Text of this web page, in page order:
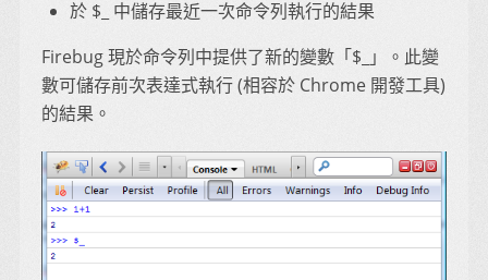
於 $_ 中儲存最近一次命令列執行的結果
Firebug 現於命令列中提供了新的變數「$_」。此變
數可儲存前次表達式執行 (相容於 Chrome 開發工具)
的結果。